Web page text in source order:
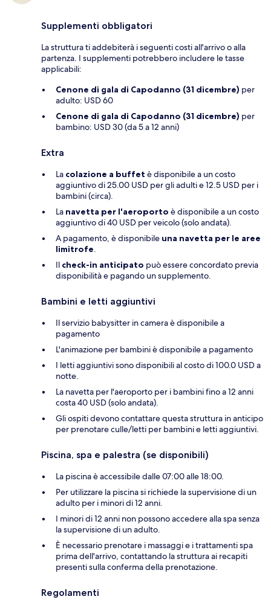
Supplementi obbligatori
La struttura ti addebiterà i seguenti costi all'arrivo o alla
partenza. I supplementi potrebbero includere le tasse
applicabili:
Cenone di gala di Capodanno (31 dicembre) per
adulto: USD 60
Cenone di gala di Capodanno (31 dicembre) per
bambino: USD 30 (da 5 a 12 anni)
Extra
La colazione a buffet è disponibile a un costo
aggiuntivo di 25.00 USD per gli adulti e 12.5 USD per i
bambini (circa).
La navetta per l'aeroporto è disponibile a un costo
aggiuntivo di 40 USD per veicolo (solo andata).
A pagamento, è disponibile una navetta per le aree
limitrofe.
Il check-in anticipato può essere concordato previa
disponibilità e pagando un supplemento.
Bambini e letti aggiuntivi
Il servizio babysitter in camera è disponibile a
pagamento
L'animazione per bambini è disponibile a pagamento
I letti aggiuntivi sono disponibili al costo di 100.0 USD a
notte.
La navetta per l'aeroporto per i bambini fino a 12 anni
costa 40 USD (solo andata).
Gli ospiti devono contattare questa struttura in anticipo
per prenotare culle/letti per bambini e letti aggiuntivi.
Piscina, spa e palestra (se disponibili)
La piscina è accessibile dalle 07:00 alle 18:00.
Per utilizzare la piscina si richiede la supervisione di un
adulto per i minori di 12 anni.
I minori di 12 anni non possono accedere alla spa senza
la supervisione di un adulto.
È necessario prenotare i massaggi e i trattamenti spa
prima dell'arrivo, contattando la struttura ai recapiti
presenti sulla conferma della prenotazione.
Regolamenti